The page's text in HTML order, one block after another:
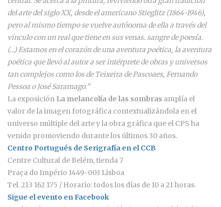
del arte del siglo XX, desde el americano Stieglitz (1864-1946),
pero al mismo tiempo se vuelve autónoma de ella a través del
vínculo con un real que tiene en sus venas. sangre de poesía.
(…) Estamos en el corazón de una aventura poética, la aventura
poética que llevó al autor a ser intérprete de obras y universos
tan complejos como los de Teixeira de Pascoaes, Fernando
Pessoa o José Saramago.”
La exposición La melancolía de las sombras amplía el
valor de la imagen fotográfica contextualizándola en el
universo múltiple del arte y la obra gráfica que el CPS ha
venido promoviendo durante los últimos 30 años.
Centro Portugués de Serigrafía en el CCB
Centre Cultural de Belém, tienda 7
Praça do Império 1449-003 Lisboa
Tel. 213 162 175 / Horario: todos los días de 10 a 21 horas.
Sigue el evento en Facebook